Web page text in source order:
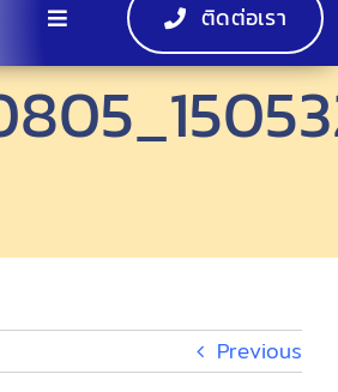
Toggle
Navigation
ติดต่อเรา
Previous